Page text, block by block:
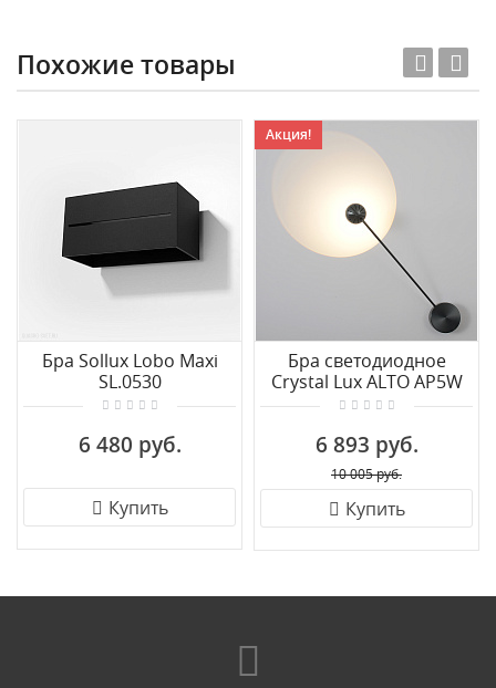
Похожие товары
Бра Sollux Lobo Maxi
SL.0530
6 480 руб.
Купить
Акция!
Бра светодиодное
Crystal Lux ALTO AP5W
LED BLACK
6 893 руб.
10 005 руб.
Купить